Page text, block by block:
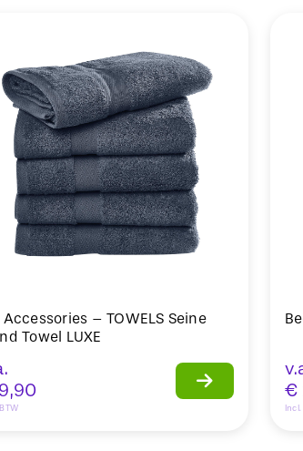
Accessories – TOWELS Seine
Towel LUXE
9,90
€
Incl.